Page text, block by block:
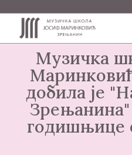
Музичка
добила је
годишњице